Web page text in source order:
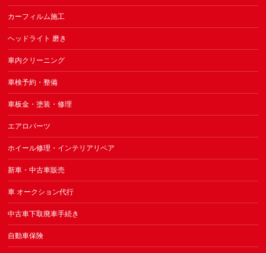
カーフィルム施工
ヘッドライト 磨き
車内クリーニング
車検予約・整備
車板金・塗装・修理
エアロパーツ
ホイール修理・インテリアリペア
新車・中古車販売
車 オークション代行
中古車下取廃車手続き
自動車保険